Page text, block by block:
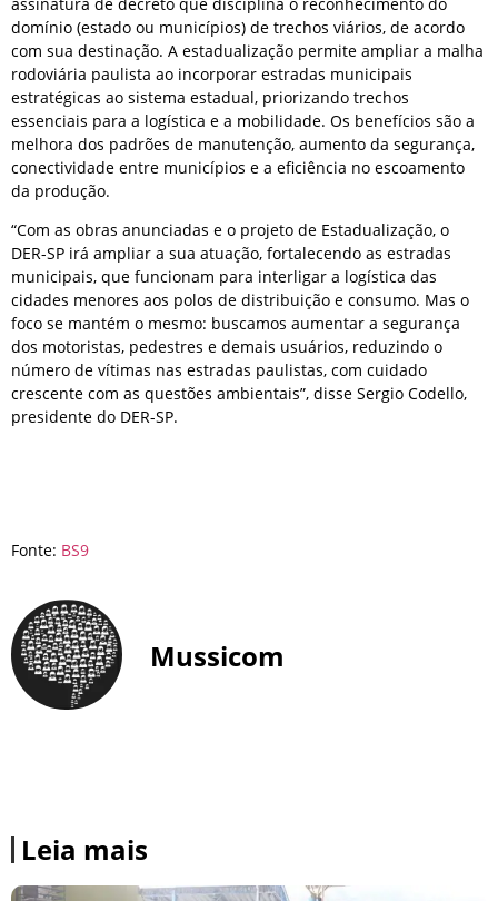
domínio (estado ou municípios) de trechos viários, de acordo
com sua destinação. A estadualização permite ampliar a malha
rodoviária paulista ao incorporar estradas municipais
estratégicas ao sistema estadual, priorizando trechos
essenciais para a logística e a mobilidade. Os benefícios são a
melhora dos padrões de manutenção, aumento da segurança,
conectividade entre municípios e a eficiência no escoamento
da produção.
“Com as obras anunciadas e o projeto de Estadualização, o
DER-SP irá ampliar a sua atuação, fortalecendo as estradas
municipais, que funcionam para interligar a logística das
cidades menores aos polos de distribuição e consumo. Mas o
foco se mantém o mesmo: buscamos aumentar a segurança
dos motoristas, pedestres e demais usuários, reduzindo o
número de vítimas nas estradas paulistas, com cuidado
crescente com as questões ambientais”, disse Sergio Codello,
presidente do DER-SP.
Fonte: BS9
Mussicom
Leia mais